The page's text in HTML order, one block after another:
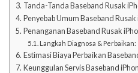
Tanda-Tanda Baseband Rusak
Penyebab Umum Baseband Rusak
Penanganan Baseband Rusak
Langkah Diagnosa & Perbaikan:
Estimasi Biaya Perbaikan
Keunggulan Servis Baseband